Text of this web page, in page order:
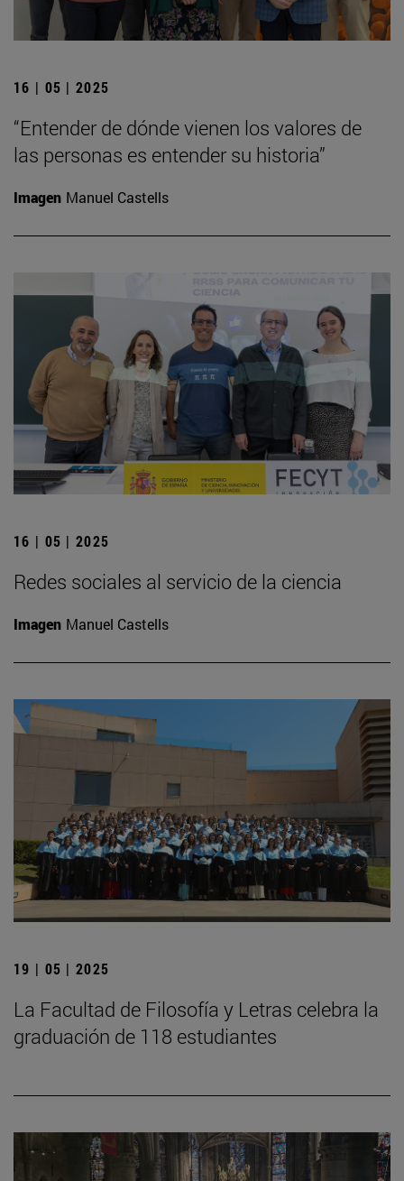
16 | 05 | 2025
“Entender de dónde vienen los valores de
las personas es entender su historia”
Imagen Manuel Castells
16 | 05 | 2025
Redes sociales al servicio de la ciencia
Imagen Manuel Castells
19 | 05 | 2025
La Facultad de Filosofía y Letras celebra la
graduación de 118 estudiantes